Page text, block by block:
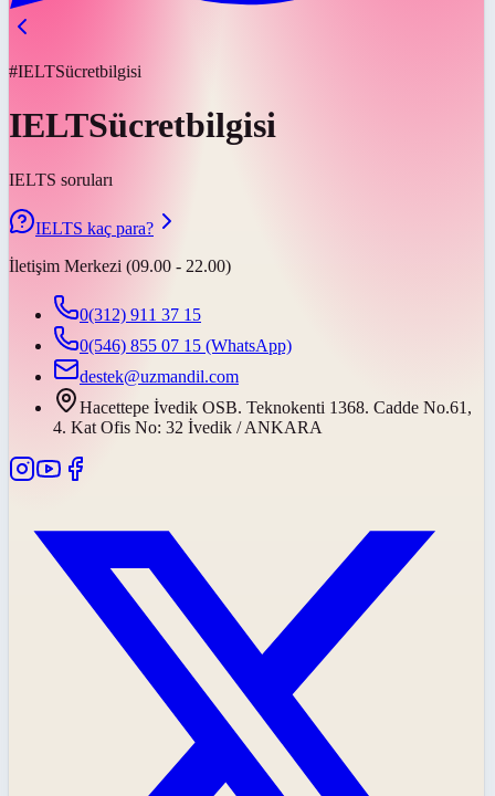
#IELTSücretbilgisi
IELTSücretbilgisi
IELTS soruları
IELTS kaç para?
İletişim Merkezi (09.00 - 22.00)
0(312) 911 37 15
0(546) 855 07 15 (WhatsApp)
destek@uzmandil.com
Hacettepe İvedik OSB. Teknokenti 1368. Cadde No.61,
4. Kat Ofis No: 32 İvedik / ANKARA